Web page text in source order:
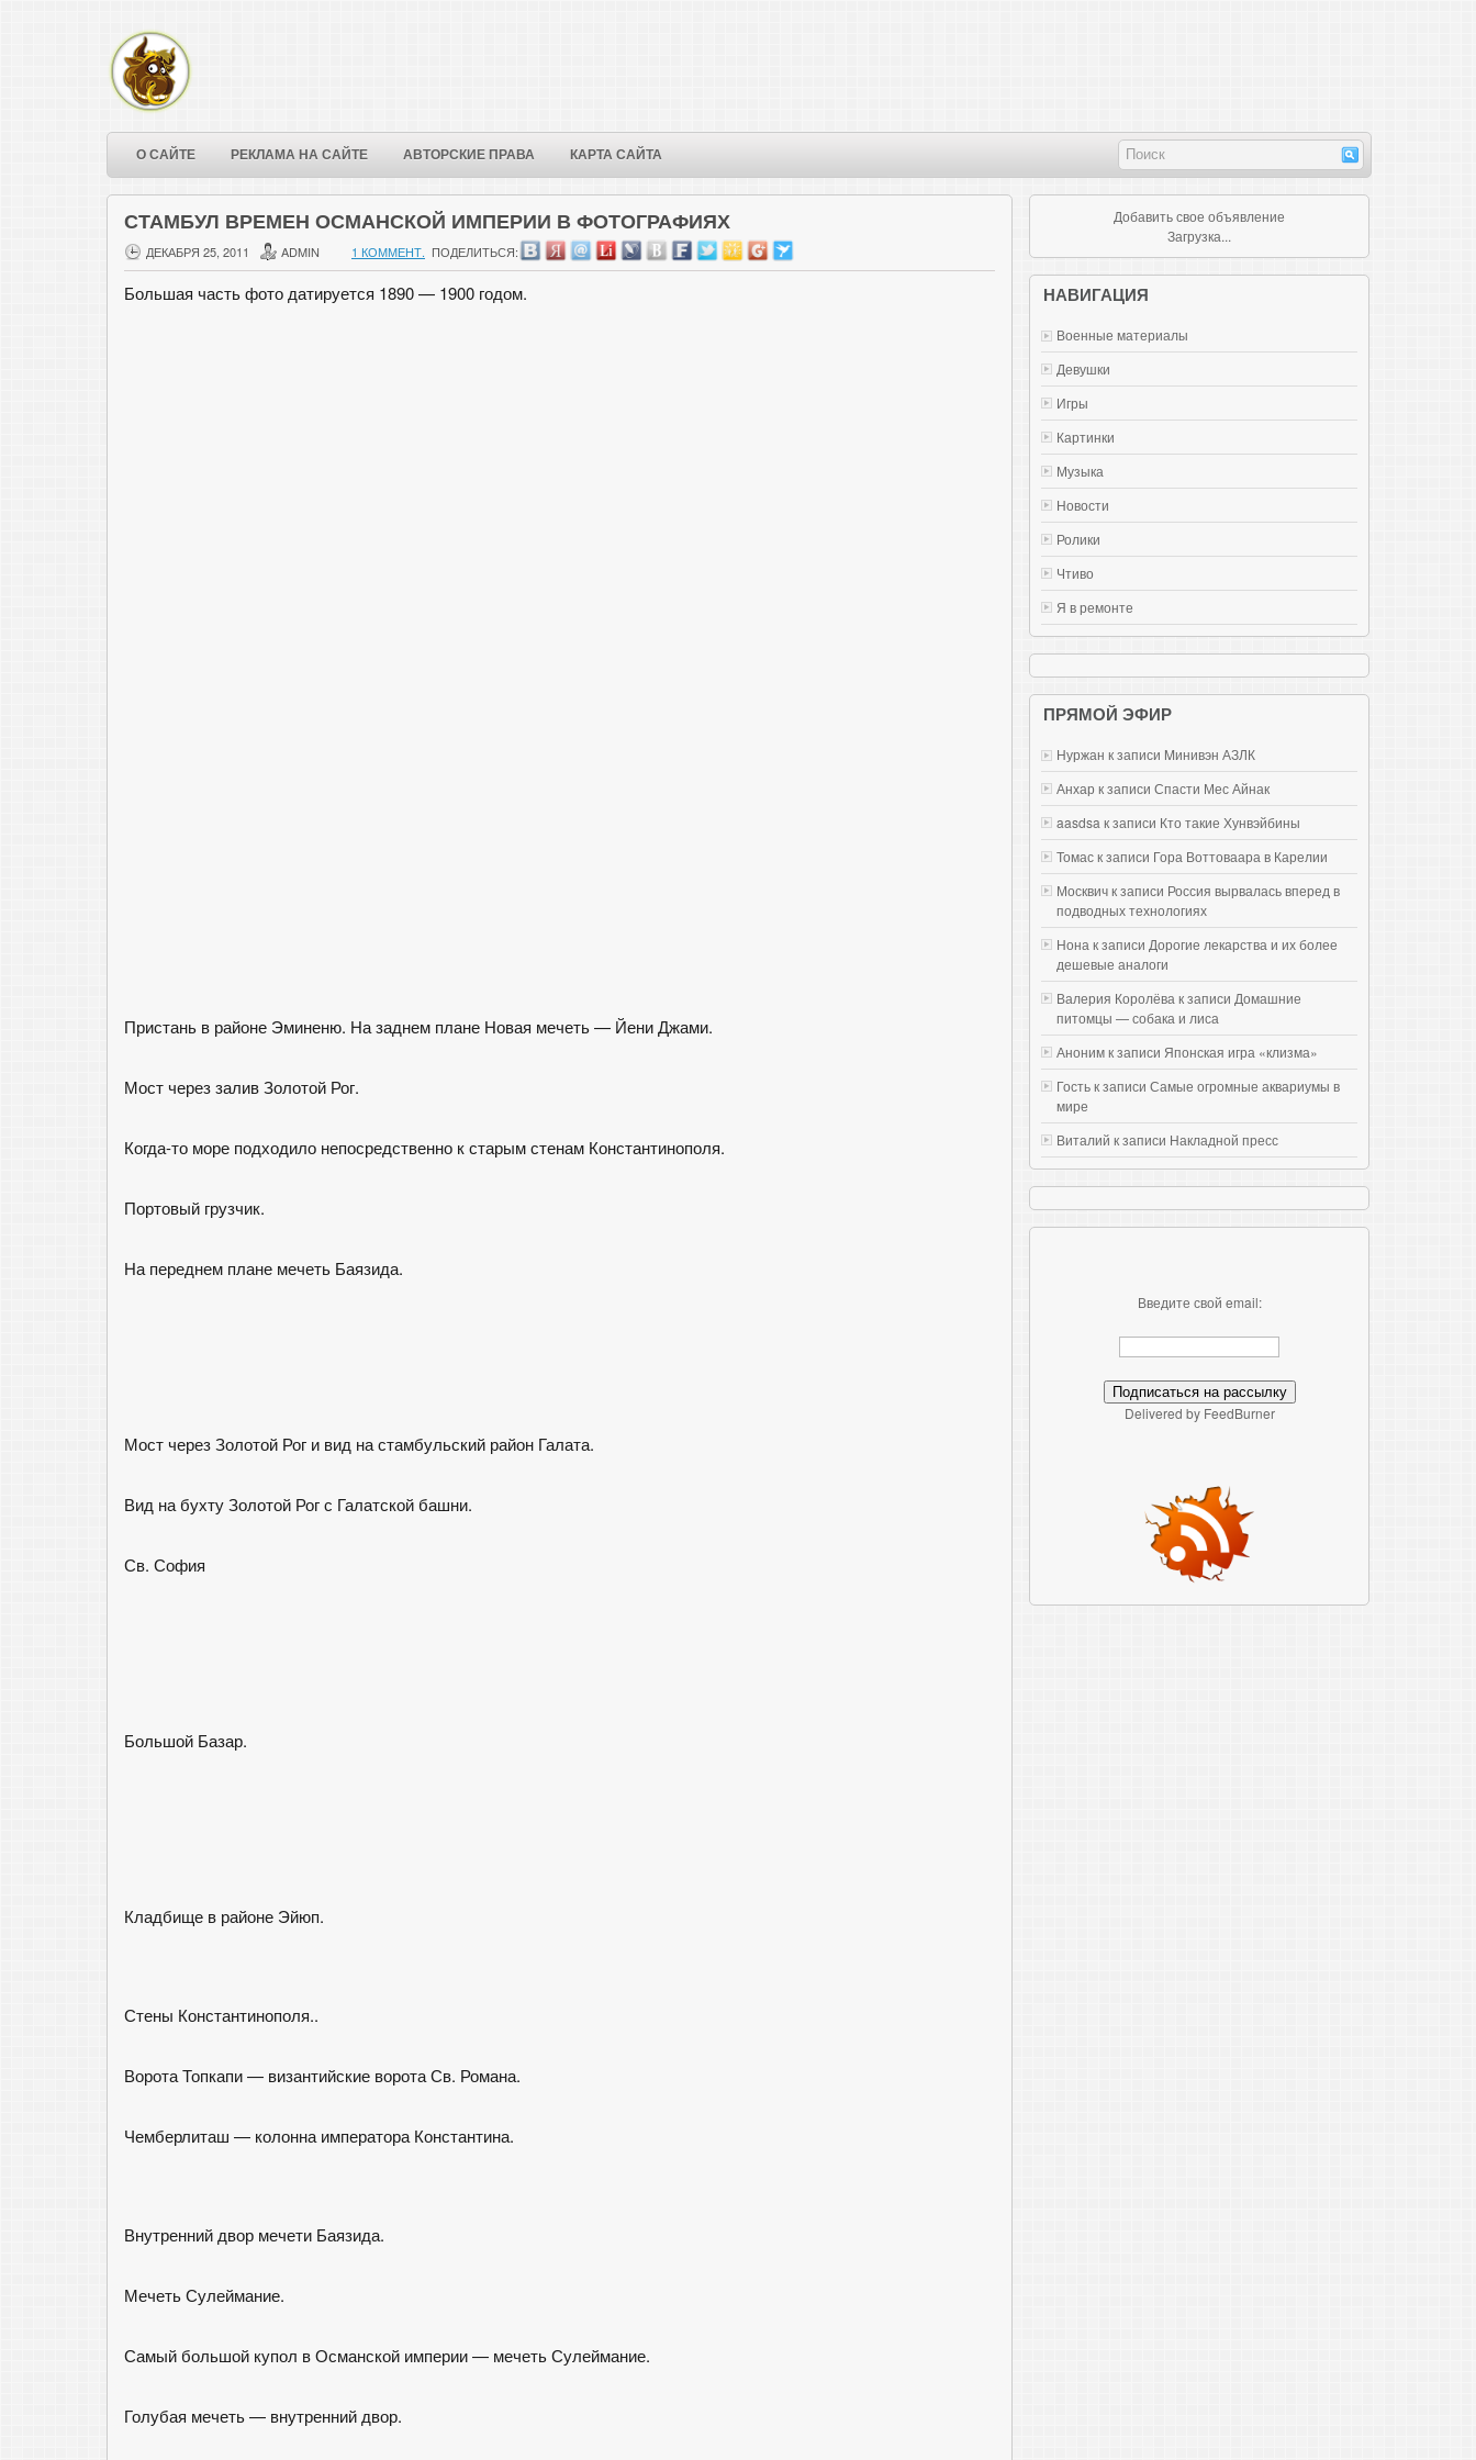
О САЙТЕ РЕКЛАМА НА САЙТЕ АВТОРСКИЕ ПРАВА КАРТА САЙТА
СТАМБУЛ ВРЕМЕН ОСМАНСКОЙ ИМПЕРИИ В ФОТОГРАФИЯХ
ДЕКАБРЯ 25, 2011 ADMIN 1 КОММЕНТ. ПОДЕЛИТЬСЯ:
Большая часть фото датируется 1890 — 1900 годом.
Пристань в районе Эминеню. На заднем плане Новая мечеть — Йени Джами.
Мост через залив Золотой Рог.
Когда-то море подходило непосредственно к старым стенам Константинополя.
Портовый грузчик.
На переднем плане мечеть Баязида.
Мост через Золотой Рог и вид на стамбульский район Галата.
Вид на бухту Золотой Рог с Галатской башни.
Св. София
Большой Базар.
Кладбище в районе Эйюп.
Стены Константинополя..
Ворота Топкапи — византийские ворота Св. Романа.
Чемберлиташ — колонна императора Константина.
Внутренний двор мечети Баязида.
Мечеть Сулеймание.
Самый большой купол в Османской империи — мечеть Сулеймание.
Голубая мечеть — внутренний двор.
Добавить свое объявление
Загрузка...
НАВИГАЦИЯ
Военные материалы
Девушки
Игры
Картинки
Музыка
Новости
Ролики
Чтиво
Я в ремонте
ПРЯМОЙ ЭФИР
Нуржан к записи Mинивэн АЗЛК
Анхар к записи Спасти Мес Айнак
aasdsa к записи Кто такие Хунвэйбины
Томас к записи Гора Воттоваара в Карелии
Москвич к записи Россия вырвалась вперед в
подводных технологиях
Нона к записи Дорогие лекарства и их более
дешевые аналоги
Валерия Королёва к записи Домашние
питомцы — собака и лиса
Аноним к записи Японская игра «клизма»
Гость к записи Самые огромные аквариумы в
мире
Виталий к записи Накладной пресс
Введите свой email:
Delivered by FeedBurner